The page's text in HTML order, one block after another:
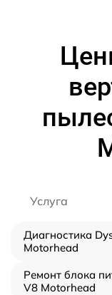
Услуга
Диагностика
Motorhead
Ремонт блока
V8 Motorhead